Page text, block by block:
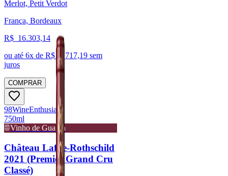
Merlot, Petit Verdot
França, Bordeaux
R$ 16.303,14
ou até 6x de R$ 2.717,19 sem
juros
COMPRAR
98WineEnthusiast
750ml
Vinho de Guarda
Château Lafite-Rothschild
2021 (Premier Grand Cru
Classé)